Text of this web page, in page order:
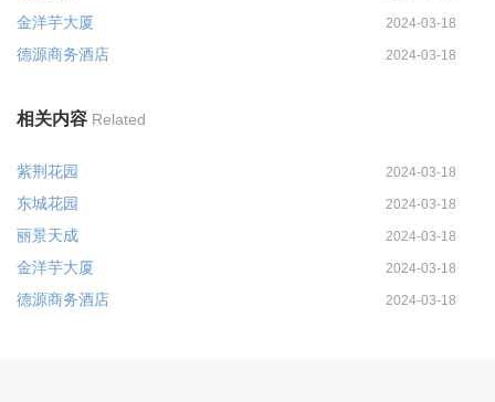
金洋芋大厦 2024-03-18
德源商务酒店 2024-03-18
相关内容 Related
紫荆花园 2024-03-18
东城花园 2024-03-18
丽景天成 2024-03-18
金洋芋大厦 2024-03-18
德源商务酒店 2024-03-18